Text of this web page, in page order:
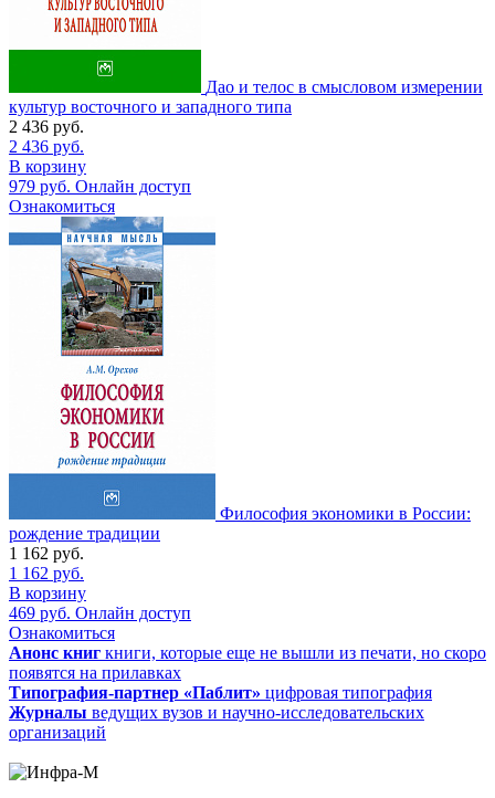
Дао и телос в смысловом измерении
культур восточного и западного типа
2 436 руб.
2 436 руб.
В корзину
979 руб. Онлайн доступ
Ознакомиться
Философия экономики в России:
рождение традиции
1 162 руб.
1 162 руб.
В корзину
469 руб. Онлайн доступ
Ознакомиться
Анонс книг книги, которые еще не вышли из печати, но скоро
появятся на прилавках
Типография-партнер «Паблит» цифровая типография
Журналы ведущих вузов и научно-исследовательских
организаций